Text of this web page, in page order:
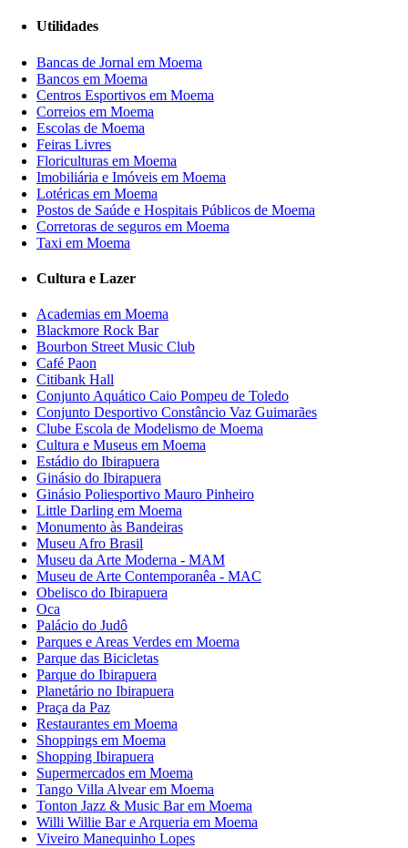
Utilidades
Bancas de Jornal em Moema
Bancos em Moema
Centros Esportivos em Moema
Correios em Moema
Escolas de Moema
Feiras Livres
Floriculturas em Moema
Imobiliária e Imóveis em Moema
Lotéricas em Moema
Postos de Saúde e Hospitais Públicos de Moema
Corretoras de seguros em Moema
Taxi em Moema
Cultura e Lazer
Academias em Moema
Blackmore Rock Bar
Bourbon Street Music Club
Café Paon
Citibank Hall
Conjunto Aquático Caio Pompeu de Toledo
Conjunto Desportivo Constâncio Vaz Guimarães
Clube Escola de Modelismo de Moema
Cultura e Museus em Moema
Estádio do Ibirapuera
Ginásio do Ibirapuera
Ginásio Poliesportivo Mauro Pinheiro
Little Darling em Moema
Monumento às Bandeiras
Museu Afro Brasil
Museu da Arte Moderna - MAM
Museu de Arte Contemporanêa - MAC
Obelisco do Ibirapuera
Oca
Palácio do Judô
Parques e Areas Verdes em Moema
Parque das Bicicletas
Parque do Ibirapuera
Planetário no Ibirapuera
Praça da Paz
Restaurantes em Moema
Shoppings em Moema
Shopping Ibirapuera
Supermercados em Moema
Tango Villa Alvear em Moema
Tonton Jazz & Music Bar em Moema
Willi Willie Bar e Arqueria em Moema
Viveiro Manequinho Lopes